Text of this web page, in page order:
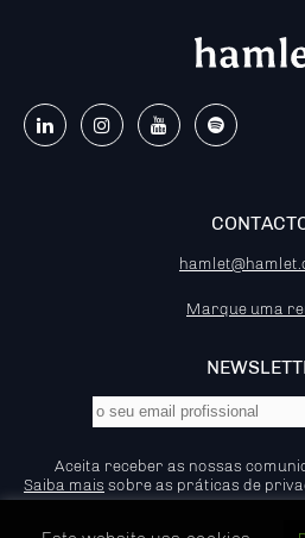
Marque uma
Aceita receber as nossas
Saiba mais sobre as práticas de